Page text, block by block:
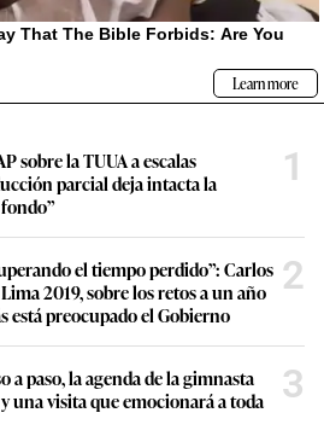
sobre la TUUA a escalas
parcial deja intacta la
1
el tiempo perdido”: Carlos
2019, sobre los retos a un año
está preocupado el Gobierno
2
a paso, la agenda de la gimnasta
una visita que emocionará a toda
3